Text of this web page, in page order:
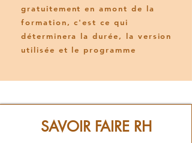
gratuitement en amont de la
formation, c'est ce qui
déterminera la durée, la version
utilisée et le programme
SAVOIR FAIRE RH